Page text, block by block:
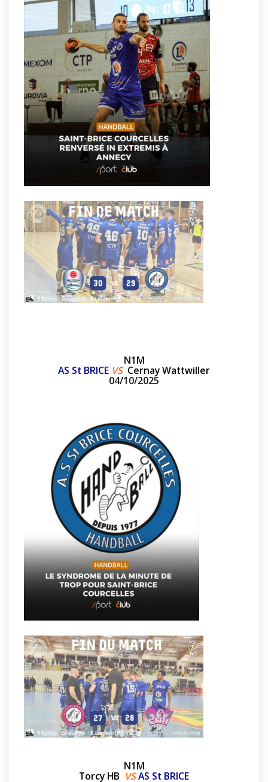
N1M
AS St BRICE VS Cernay Wattwiller
04/10/2025
N1M
Torcy HB VSAS St BRICE